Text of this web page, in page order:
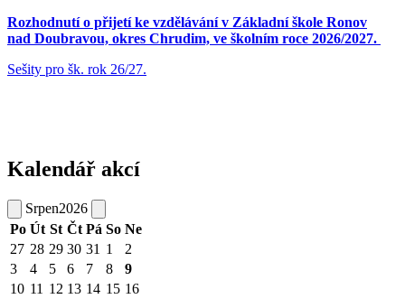
Rozhodnutí o přijetí ke vzdělávání v Základní škole Ronov
nad Doubravou, okres Chrudim, ve školním roce 2026/2027.
Sešity pro šk. rok 26/27.
Kalendář akcí
Srpen2026
Po Út St Čt Pá So Ne
27 28 29 30 31 1
2
3
4 5 6 7 8
9
10 11 12 13 14 15 16